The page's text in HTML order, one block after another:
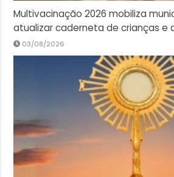
Multivacinação 2026 mobiliza
atualizar caderneta de crianças e
03/08/2026